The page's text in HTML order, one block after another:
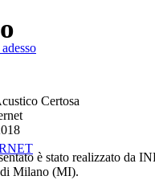
Certosa
è stato realizzato da
Milano (MI).